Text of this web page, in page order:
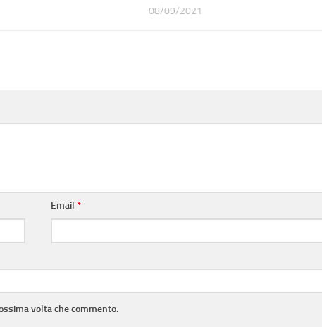
08/09/2021
Email*
volta che commento.